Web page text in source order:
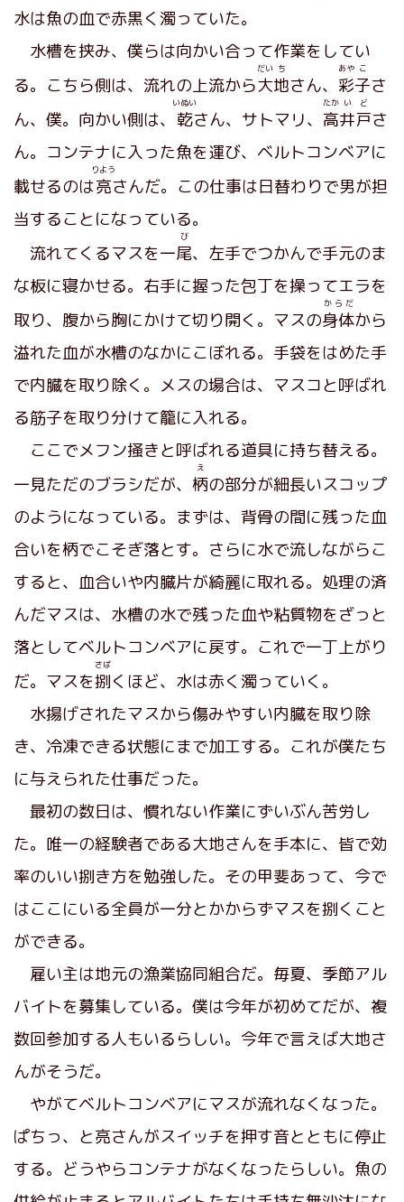
水は魚の血で赤黒く濁っていた。
水槽を挟み、僕らは向かい合って作業をしてい
る。こちら側は、流れの上流から大
だい
地
ち
さん、 彩
あや
子
こ
さ
ん、僕。向かい側は、 乾
いぬい
さん、サトマリ、 高
たか
井
い
戸
ど
さ
ん。コンテナに入った魚を運び、ベルトコンベアに
載せるのは亮
りよう
さんだ。この仕事は日替わりで男が担
当することになっている。
流れてくるマスを一尾
び
、左手でつかんで手元のま
な板に寝かせる。右手に握った包丁を操ってエラを
取り、腹から胸にかけて切り開く。マスの身体
からだ
から
溢れた血が水槽のなかにこぼれる。手袋をはめた手
で内臓を取り除く。メスの場合は、マスコと呼ばれ
る筋子を取り分けて籠に入れる。
ここでメフン掻きと呼ばれる道具に持ち替える。
一見ただのブラシだが、 柄
え
の部分が細長いスコップ
のようになっている。まずは、背骨の間に残った血
合いを柄でこそぎ落とす。さらに水で流しながらこ
すると、血合いや内臓片が綺麗に取れる。処理の済
んだマスは、水槽の水で残った血や粘質物をざっと
落としてベルトコンベアに戻す。これで一丁上がり
だ。マスを捌
さば
くほど、水は赤く濁っていく。
水揚げされたマスから傷みやすい内臓を取り除
き、冷凍できる状態にまで加工する。これが僕たち
に与えられた仕事だった。
最初の数日は、慣れない作業にずいぶん苦労し
た。唯一の経験者である大地さんを手本に、皆で効
率のいい捌き方を勉強した。その甲斐あって、今で
はここにいる全員が一分とかからずマスを捌くこと
ができる。
雇い主は地元の漁業協同組合だ。毎夏、季節アル
バイトを募集している。僕は今年が初めてだが、複
数回参加する人もいるらしい。今年で言えば大地さ
んがそうだ。
やがてベルトコンベアにマスが流れなくなった。
ぱちっ、と亮さんがスイッチを押す音とともに停止
する。どうやらコンテナがなくなったらしい。魚の